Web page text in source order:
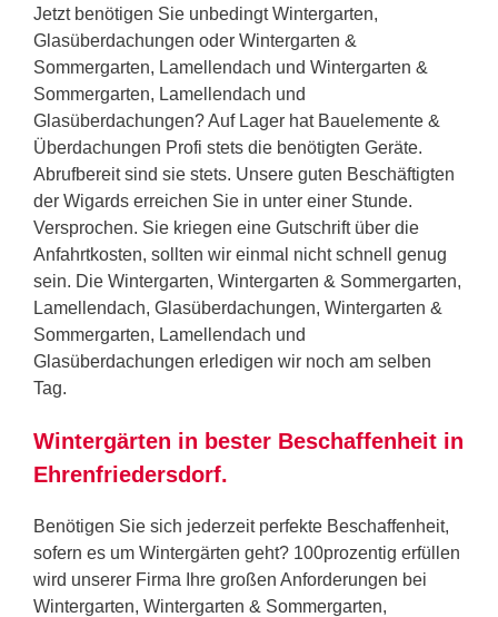
Jetzt benötigen Sie unbedingt Wintergarten,
Glasüberdachungen oder Wintergarten &
Sommergarten, Lamellendach und Wintergarten &
Sommergarten, Lamellendach und
Glasüberdachungen? Auf Lager hat Bauelemente &
Überdachungen Profi stets die benötigten Geräte.
Abrufbereit sind sie stets. Unsere guten Beschäftigten
der Wigards erreichen Sie in unter einer Stunde.
Versprochen. Sie kriegen eine Gutschrift über die
Anfahrtkosten, sollten wir einmal nicht schnell genug
sein. Die Wintergarten, Wintergarten & Sommergarten,
Lamellendach, Glasüberdachungen, Wintergarten &
Sommergarten, Lamellendach und
Glasüberdachungen erledigen wir noch am selben
Tag.
Wintergärten in bester Beschaffenheit in
Ehrenfriedersdorf.
Benötigen Sie sich jederzeit perfekte Beschaffenheit,
sofern es um Wintergärten geht? 100prozentig erfüllen
wird unserer Firma Ihre großen Anforderungen bei
Wintergarten, Wintergarten & Sommergarten,